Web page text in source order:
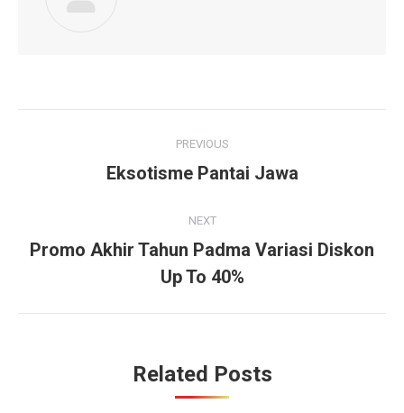
navigation
PREVIOUS
Previous
Eksotisme Pantai Jawa
NEXT
post:
Promo Akhir Tahun Padma Variasi Diskon
Up To 40%
Related Posts